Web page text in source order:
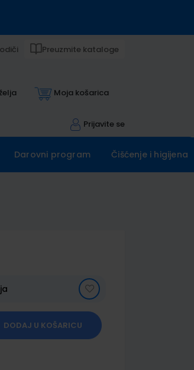
Preuzmite kataloge
Moja košarica
Prijavite se
Darovni program Čišćenje i higijena
DODAJ U KOŠARICU